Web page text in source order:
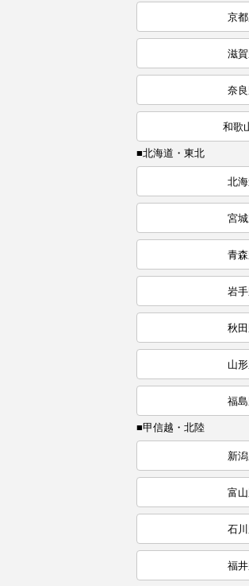
京
滋
奈
和歌
■北海道・東北
北
宮
青
岩
秋
山
福
■甲信越・北陸
新
富
石
福